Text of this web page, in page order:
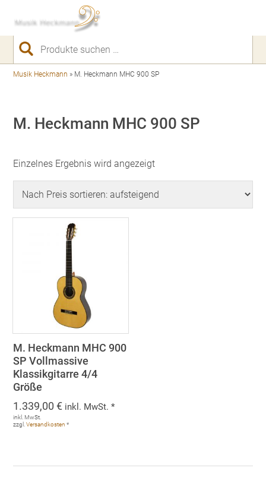
Suchen
nach:
Musik Heckmann » M. Heckmann MHC 900 SP
M. Heckmann MHC 900 SP
Einzelnes Ergebnis wird angezeigt
M. Heckmann MHC 900
SP Vollmassive
Klassikgitarre 4/4
Größe
1.339,00€ inkl. MwSt. *
inkl. MwSt.
zzgl.Versandkosten *